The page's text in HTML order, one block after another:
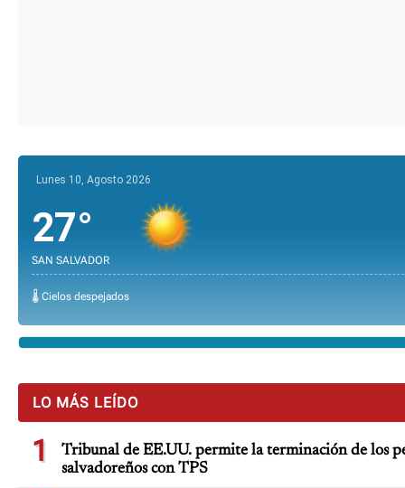
Lunes 10, Agosto 2026
27°
SAN SALVADOR
🌡️ Cielos despejados
LO MÁS LEÍDO
1
Tribunal de EE.UU. permite la terminación de los
salvadoreños con TPS